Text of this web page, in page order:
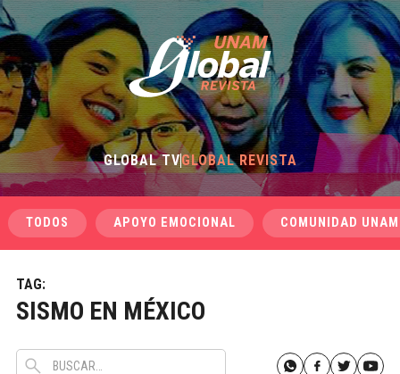
GLOBAL TVGLOBAL REVISTA
TODOS APOYO EMOCIONAL COMUNIDAD UNAM
TAG:
SISMO EN MÉXICO